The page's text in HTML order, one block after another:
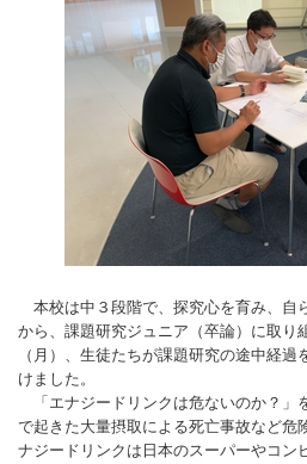
本校は中３段階で、探究心を育み、自
から、課題研究ジュニア（卒論）に取り
（月）、生徒たちが課題研究の途中経
けました。
「エナジードリンクは危ないのか？」
で起きた大量摂取による死亡事故など危
ナジードリンクは日本のスーパーやコン